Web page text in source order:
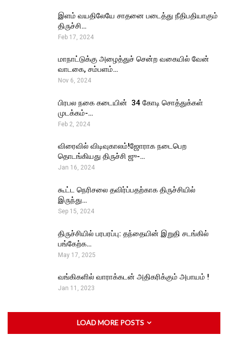
இளம் வயதிலேயே சாதனை படைத்து நீதிபதியாகும்
திருச்சி…
Feb 17, 2024
மாநாட்டுக்கு அழைத்துச் சென்ற வகையில் வேன்
வாடகை, சம்பளம்…
Nov 6, 2024
பிரபல நகை கடையின் ₹ 34 கோடி சொத்துக்கள்
முடக்கம்-…
Feb 2, 2024
விரைவில் விடிவுகாலம்!ஜோராக நடைபெற
தொடங்கியது திருச்சி ஜு-…
Jan 16, 2024
கூட்ட நெரிசலை தவிர்ப்பதற்காக திருச்சியில்
இருந்து…
Sep 15, 2024
திருச்சியில் பரபரப்பு: தந்தையின் இறுதி சடங்கில்
பங்கேற்க…
May 17, 2025
வங்கிகளில் வாராக்கடன் அதிகரிக்கும் அபாயம் !
Jan 11, 2023
LOAD MORE POSTS